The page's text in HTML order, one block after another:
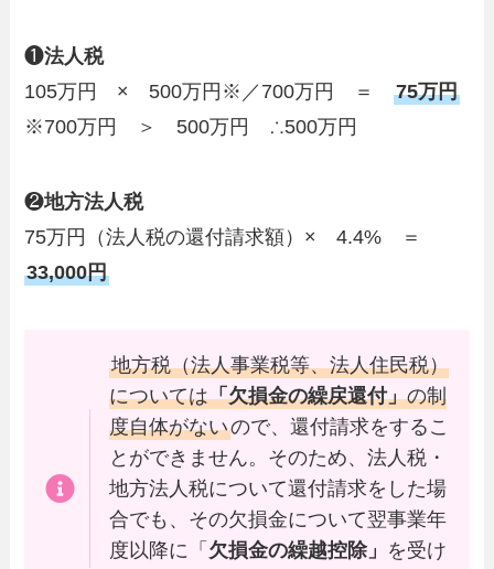
❶法人税
105万円 × 500万円※／700万円 ＝75万円
※700万円 ＞ 500万円 ∴500万円
❷地方法人税
75万円（法人税の還付請求額）× 4.4% ＝
33,000円
地方税（法人事業税等、法人住民税）
については「欠損金の繰戻還付」の制
度自体がないので、還付請求をするこ
とができません。そのため、法人税・
地方法人税について還付請求をした場
合でも、その欠損金について翌事業年
度以降に「 欠損金の繰越控除」 を受け